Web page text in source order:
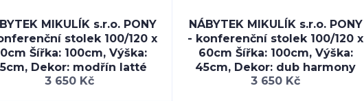
MIKULÍK s.r.o. PONY
stolek 100/120 x
Šířka: 100cm, Výška:
Dekor: modřín latté
3 650 Kč
NÁBYTEK MIKULÍK s.r.o. PONY
- konferenční stolek 100/120 x
60cm Šířka: 100cm, Výška:
45cm, Dekor: dub harmony
3 650 Kč